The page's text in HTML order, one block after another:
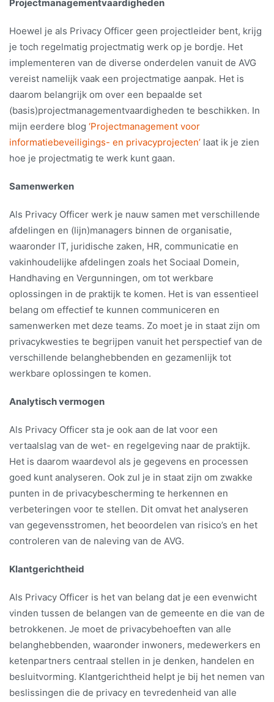
Projectmanagementvaardigheden
Hoewel je als Privacy Officer geen projectleider bent, krijg
je toch regelmatig projectmatig werk op je bordje. Het
implementeren van de diverse onderdelen vanuit de AVG
vereist namelijk vaak een projectmatige aanpak. Het is
daarom belangrijk om over een bepaalde set
(basis)projectmanagementvaardigheden te beschikken. In
mijn eerdere blog ‘Projectmanagement voor
informatiebeveiligings- en privacyprojecten’ laat ik je zien
hoe je projectmatig te werk kunt gaan.
Samenwerken
Als Privacy Officer werk je nauw samen met verschillende
afdelingen en (lijn)managers binnen de organisatie,
waaronder IT, juridische zaken, HR, communicatie en
vakinhoudelijke afdelingen zoals het Sociaal Domein,
Handhaving en Vergunningen, om tot werkbare
oplossingen in de praktijk te komen. Het is van essentieel
belang om effectief te kunnen communiceren en
samenwerken met deze teams. Zo moet je in staat zijn om
privacykwesties te begrijpen vanuit het perspectief van de
verschillende belanghebbenden en gezamenlijk tot
werkbare oplossingen te komen.
Analytisch vermogen
Als Privacy Officer sta je ook aan de lat voor een
vertaalslag van de wet- en regelgeving naar de praktijk.
Het is daarom waardevol als je gegevens en processen
goed kunt analyseren. Ook zul je in staat zijn om zwakke
punten in de privacybescherming te herkennen en
verbeteringen voor te stellen. Dit omvat het analyseren
van gegevensstromen, het beoordelen van risico’s en het
controleren van de naleving van de AVG.
Klantgerichtheid
Als Privacy Officer is het van belang dat je een evenwicht
vinden tussen de belangen van de gemeente en die van de
betrokkenen. Je moet de privacybehoeften van alle
belanghebbenden, waaronder inwoners, medewerkers en
ketenpartners centraal stellen in je denken, handelen en
besluitvorming. Klantgerichtheid helpt je bij het nemen van
beslissingen die de privacy en tevredenheid van alle